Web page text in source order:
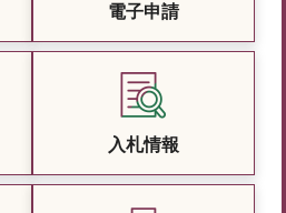
電子申請
入札情報